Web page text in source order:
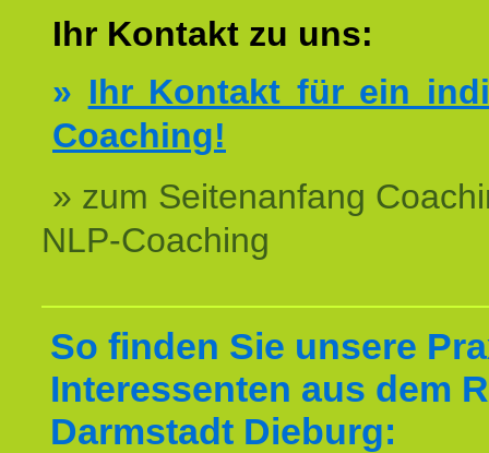
Ihr Kontakt zu uns:
» Ihr Kontakt für ein
Coaching!
» zum Seitenanfang
NLP-Coaching
So finden Sie unsere
Interessenten aus dem
Darmstadt Dieburg: